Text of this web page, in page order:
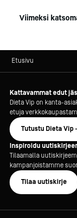
R290-kylmäaine.
Pienempi
valmiiksi
Vesiautomaatit
- kestävä kehitys.
Vesijärjestelmän
suojaamaton ja
Mikrobit kertyvät
asianmukaisia
ThermalGate™
Viimeksi
Etusivu
Kattavammat edut
Dieta Vip on kanta-
etuja
Tutustu Dieta Vip
Inspiroidu
Tilaamalla
kampanjoistamme
Tilaa uutiskirje